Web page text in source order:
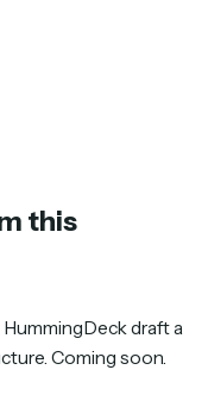
this
draft a
Coming soon.